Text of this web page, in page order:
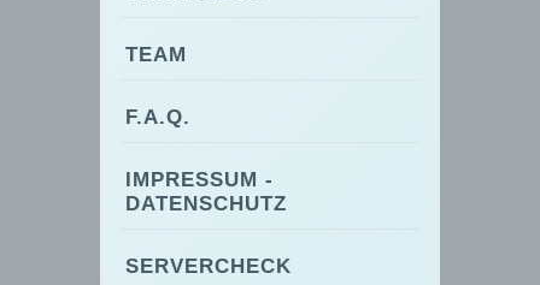
TEAM
F.A.Q.
IMPRESSUM -
DATENSCHUTZ
SERVERCHECK